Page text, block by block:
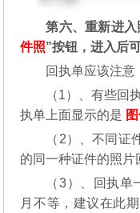
第六、重新进
件照”按钮，进入后
回执单应该注意
（1）、有些回
执单上面显示的是
（2）、不同证
的同一种证件的照片
（3）、回执
月不等，建议在此